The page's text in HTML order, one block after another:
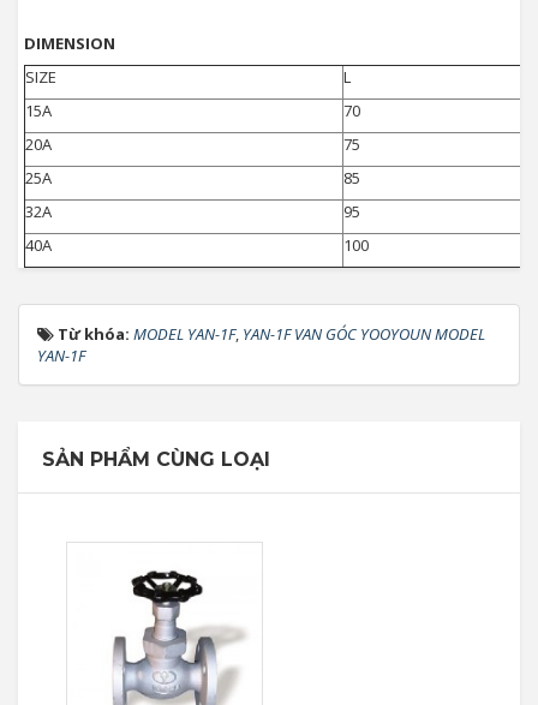
DIMENSION
SIZE
L
15A
70
20A
75
25A
85
32A
95
40A
100
Từ khóa: MODEL YAN-1F, YAN-1F VAN GÓC YOOYOUN MODEL
YAN-1F
SẢN PHẨM CÙNG LOẠI